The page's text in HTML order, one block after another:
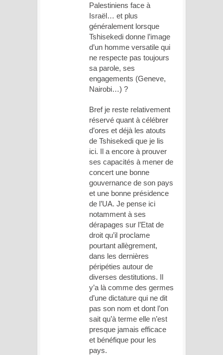
Palestiniens face à
Israël… et plus
généralement lorsque
Tshisekedi donne l’image
d’un homme versatile qui
ne respecte pas toujours
sa parole, ses
engagements (Geneve,
Nairobi…) ?
Bref je reste relativement
réservé quant à célébrer
d’ores et déjà les atouts
de Tshisekedi que je lis
ici. Il a encore à prouver
ses capacités à mener de
concert une bonne
gouvernance de son pays
et une bonne présidence
de l’UA. Je pense ici
notamment à ses
dérapages sur l’Etat de
droit qu’il proclame
pourtant allègrement,
dans les dernières
péripéties autour de
diverses destitutions. Il
y’a là comme des germes
d’une dictature qui ne dit
pas son nom et dont l’on
sait qu’à terme elle n’est
presque jamais efficace
et bénéfique pour les
pays.